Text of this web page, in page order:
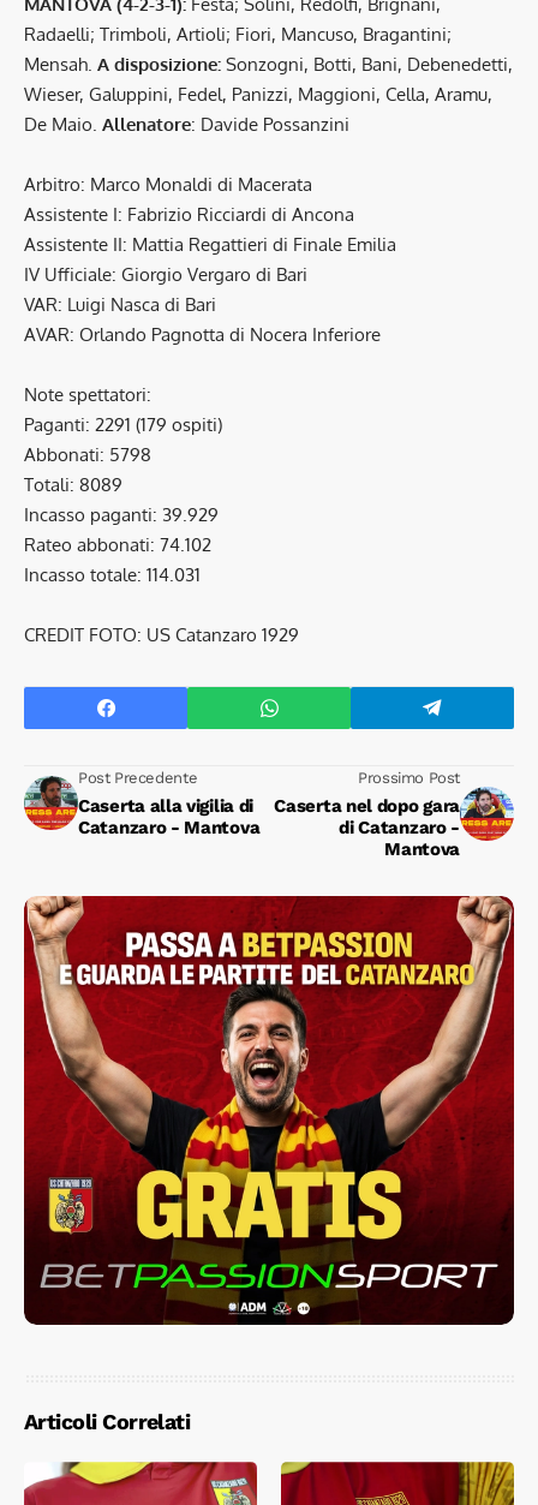
Radaelli; Trimboli, Artioli; Fiori, Mancuso, Bragantini;
Mensah. A disposizione: Sonzogni, Botti, Bani, Debenedetti,
Wieser, Galuppini, Fedel, Panizzi, Maggioni, Cella, Aramu,
De Maio. Allenatore: Davide Possanzini
Arbitro: Marco Monaldi di Macerata
Assistente I: Fabrizio Ricciardi di Ancona
Assistente II: Mattia Regattieri di Finale Emilia
IV Ufficiale: Giorgio Vergaro di Bari
VAR: Luigi Nasca di Bari
AVAR: Orlando Pagnotta di Nocera Inferiore
Note spettatori:
Paganti: 2291 (179 ospiti)
Abbonati: 5798
Totali: 8089
Incasso paganti: 39.929
Rateo abbonati: 74.102
Incasso totale: 114.031
CREDIT FOTO: US Catanzaro 1929
Post Precedente
Caserta alla vigilia di
Catanzaro - Mantova
Prossimo Post
Caserta nel dopo gara
di Catanzaro -
Mantova
Articoli Correlati